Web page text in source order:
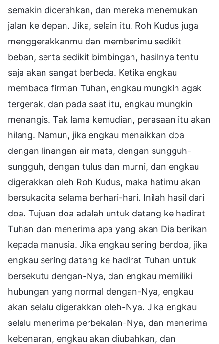
semakin dicerahkan, dan mereka menemukan
jalan ke depan. Jika, selain itu, Roh Kudus juga
menggerakkanmu dan memberimu sedikit
beban, serta sedikit bimbingan, hasilnya tentu
saja akan sangat berbeda. Ketika engkau
membaca firman Tuhan, engkau mungkin agak
tergerak, dan pada saat itu, engkau mungkin
menangis. Tak lama kemudian, perasaan itu akan
hilang. Namun, jika engkau menaikkan doa
dengan linangan air mata, dengan sungguh-
sungguh, dengan tulus dan murni, dan engkau
digerakkan oleh Roh Kudus, maka hatimu akan
bersukacita selama berhari-hari. Inilah hasil dari
doa. Tujuan doa adalah untuk datang ke hadirat
Tuhan dan menerima apa yang akan Dia berikan
kepada manusia. Jika engkau sering berdoa, jika
engkau sering datang ke hadirat Tuhan untuk
bersekutu dengan-Nya, dan engkau memiliki
hubungan yang normal dengan-Nya, engkau
akan selalu digerakkan oleh-Nya. Jika engkau
selalu menerima perbekalan-Nya, dan menerima
kebenaran, engkau akan diubahkan, dan